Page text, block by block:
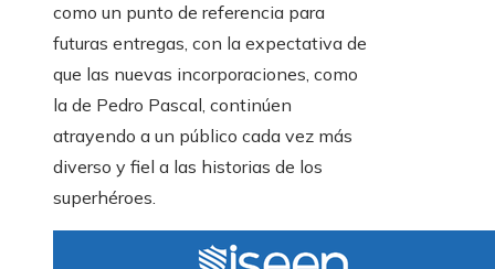
como un punto de referencia para
futuras entregas, con la expectativa de
que las nuevas incorporaciones, como
la de Pedro Pascal, continúen
atrayendo a un público cada vez más
diverso y fiel a las historias de los
superhéroes.